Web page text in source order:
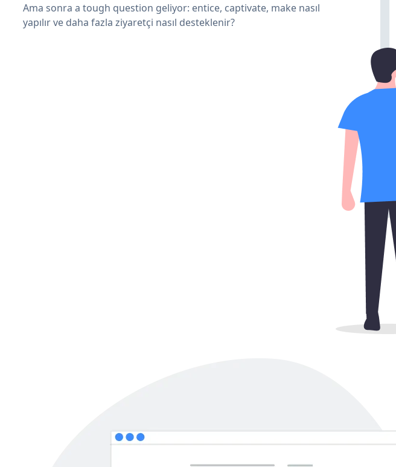
Ama sonra a tough question geliyor: entice, captivate, make nasıl
yapılır ve daha fazla ziyaretçi nasıl desteklenir?